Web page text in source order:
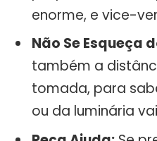
enorme, e vice-
Não Se Esqueça
também a
tomada, para
ou da luminária